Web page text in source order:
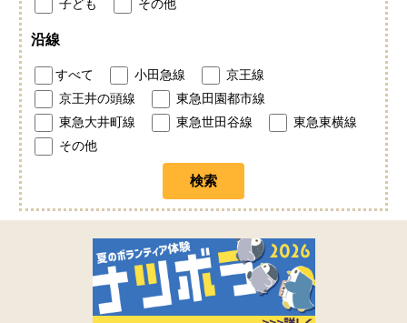
子ども その他
沿線
すべて 小田急線
京王線
京王井の頭線
東急田園都市線
東急大井町線
東急世田谷線
東急東横線
その他